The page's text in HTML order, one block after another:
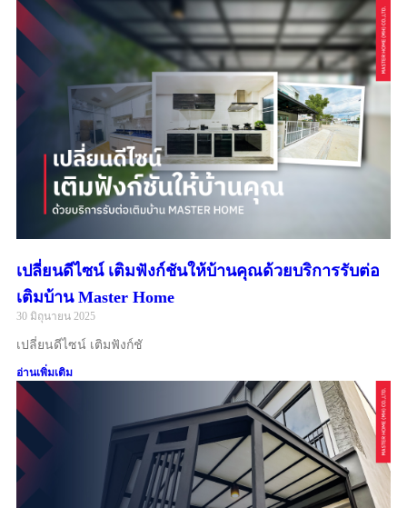
เปลี่ยนดีไซน์ เติมฟังก์ชันให้บ้านคุณด้วยบริการรับต่อ
เติมบ้าน Master Home
30 มิถุนายน 2025
เปลี่ยนดีไซน์ เติมฟังก์ชั
อ่านเพิ่มเติม